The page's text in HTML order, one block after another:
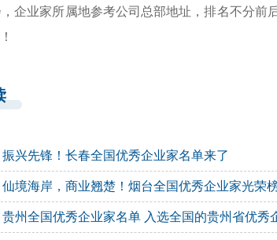
企业家所属地参考公司总部地址，排名不分前
振兴先锋！长春全国优秀企业家名单来了
仙境海岸，商业翘楚！烟台全国优秀企业家光荣
贵州全国优秀企业家名单 入选全国的贵州省优秀企业